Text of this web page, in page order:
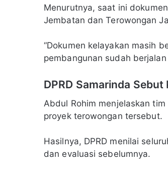
Menurutnya, saat ini
Jembatan dan Terowongan
“Dokumen kelayakan masih
pembangunan sudah
DPRD Samarinda
Abdul Rohim menjelaskan
proyek terowongan tersebut.
Hasilnya, DPRD menilai
dan evaluasi sebelumnya.